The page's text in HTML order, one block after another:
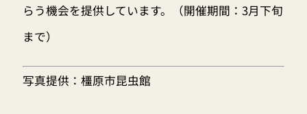
らう機会を提供しています。（開催期間：3月下旬
まで）
写真提供：橿原市昆虫館